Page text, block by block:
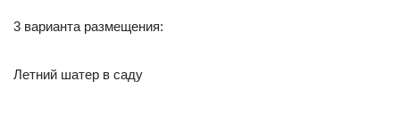
3 варианта размещения:
Летний шатер в саду